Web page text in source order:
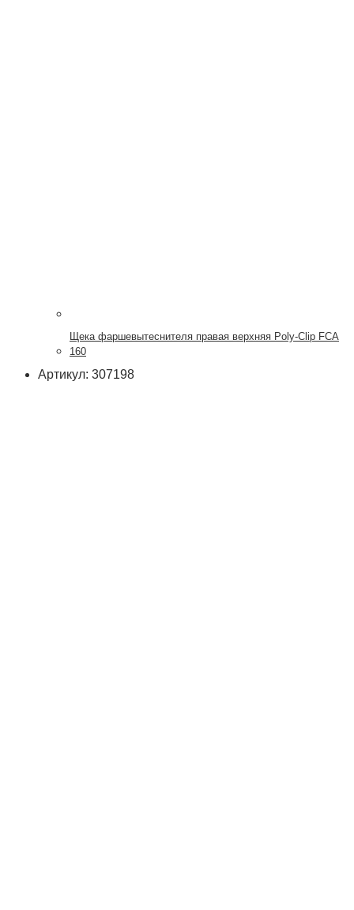
Щека фаршевытеснителя правая верхняя Poly-Clip FCA
160
Артикул: 307198